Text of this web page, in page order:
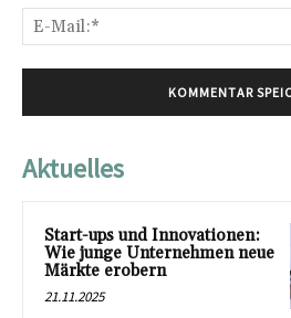
Aktuelles
Start-ups und Innovationen:
Wie junge Unternehmen neue
Märkte erobern
21.11.2025